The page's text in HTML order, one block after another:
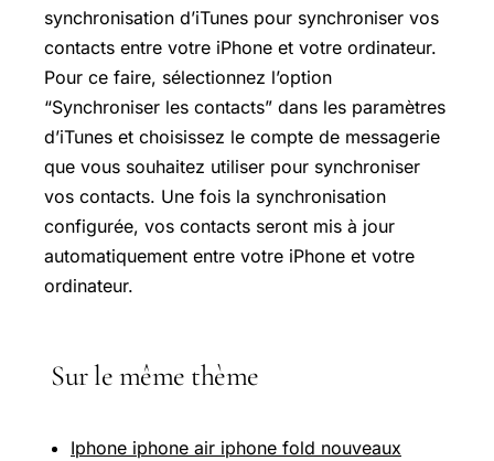
synchronisation d’iTunes pour synchroniser vos
contacts entre votre iPhone et votre ordinateur.
Pour ce faire, sélectionnez l’option
“Synchroniser les contacts” dans les paramètres
d’iTunes et choisissez le compte de messagerie
que vous souhaitez utiliser pour synchroniser
vos contacts. Une fois la synchronisation
configurée, vos contacts seront mis à jour
automatiquement entre votre iPhone et votre
ordinateur.
Sur le même thème
Iphone iphone air iphone fold nouveaux